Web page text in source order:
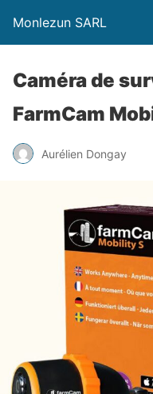
Monlezun SARL
Caméra de
FarmCam
Aurélien Dongay